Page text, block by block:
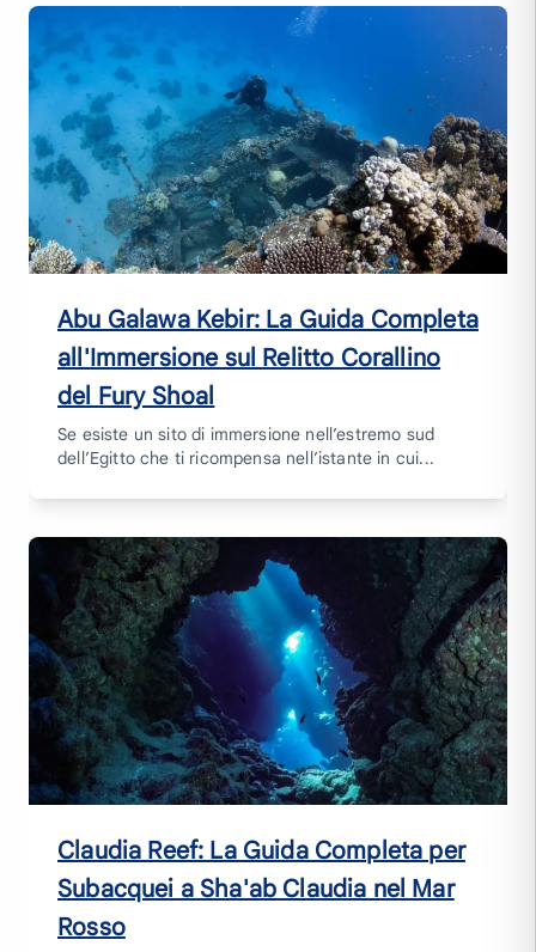
Abu Galawa Kebir: La Guida Completa
all'Immersione sul Relitto Corallino
del Fury Shoal
Se esiste un sito di immersione nell’estremo sud
dell’Egitto che ti ricompensa nell’istante in cui...
Claudia Reef: La Guida Completa per
Subacquei a Sha'ab Claudia nel Mar
Rosso